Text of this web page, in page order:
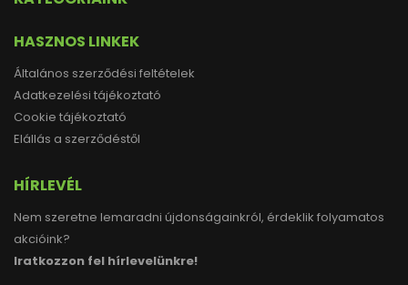
HASZNOS LINKEK
Általános szerződési feltételek
Adatkezelési tájékoztató
Cookie tájékoztató
Elállás a szerződéstől
HÍRLEVÉL
Nem szeretne lemaradni újdonságainkról, érdeklik folyamatos
akcióink?
Iratkozzon fel hírlevelünkre!